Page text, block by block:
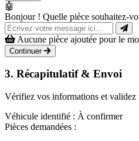
🤖
Bonjour ! Quelle pièce souhaitez-
Aucune pièce ajoutée pour le
Continuer
3. Récapitulatif & Envoi
Vérifiez vos informations et validez
Véhicule identifié : À confirmer
Pièces demandées :